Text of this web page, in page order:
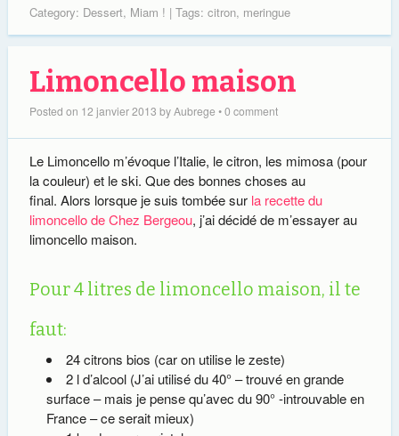
Category: Dessert, Miam ! | Tags: citron, meringue
Limoncello maison
Posted on 12 janvier 2013 byAubrege •0 comment
Le Limoncello m’évoque l’Italie, le citron, les mimosa (pour
la couleur) et le ski. Que des bonnes choses au
final. Alors lorsque je suis tombée sur la recette du
limoncello de Chez Bergeou, j’ai décidé de m’essayer au
limoncello maison.
Pour 4 litres de limoncello maison, il te
faut:
24 citrons bios (car on utilise le zeste)
2 l d’alcool (J’ai utilisé du 40° – trouvé en grande
surface – mais je pense qu’avec du 90° -introuvable en
France – ce serait mieux)